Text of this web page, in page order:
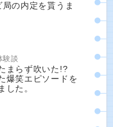
の内定を貰うま
験談
まらず吹いた!?
爆笑エピソードを
した。